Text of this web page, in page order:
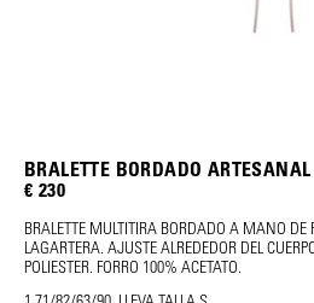
BRALETTE BORDADO ARTESANAL
€ 230
BRALETTE MULTITIRA BORDADO A MANO DE
LAGARTERA. AJUSTE ALREDEDOR DEL
POLIESTER. FORRO 100% ACETATO.